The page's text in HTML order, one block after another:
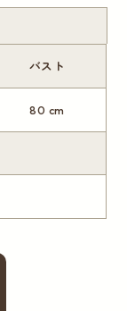
バスト
80 cm